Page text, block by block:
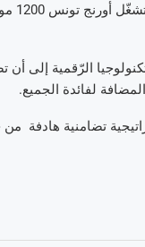
أورنج تونس
الرّقمية إلى أن
المضافة لفائدة الجميع.
تضامنية هادفة من